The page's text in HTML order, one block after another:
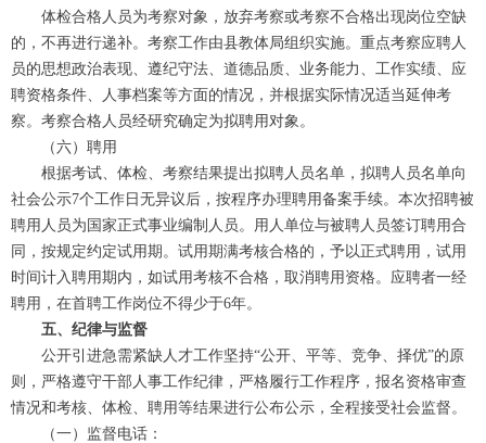
体检合格人员为考察对象，放弃考察或考察不合格出现岗位空缺
的，不再进行递补。考察工作由县教体局组织实施。重点考察应聘人
员的思想政治表现、遵纪守法、道德品质、业务能力、工作实绩、应
聘资格条件、人事档案等方面的情况，并根据实际情况适当延伸考
察。考察合格人员经研究确定为拟聘用对象。
（六）聘用
根据考试、体检、考察结果提出拟聘人员名单，拟聘人员名单向
社会公示7个工作日无异议后，按程序办理聘用备案手续。本次招聘被
聘用人员为国家正式事业编制人员。用人单位与被聘人员签订聘用合
同，按规定约定试用期。试用期满考核合格的，予以正式聘用，试用
时间计入聘用期内，如试用考核不合格，取消聘用资格。应聘者一经
聘用，在首聘工作岗位不得少于6年。
五、纪律与监督
公开引进急需紧缺人才工作坚持“公开、平等、竞争、择优”的原
则，严格遵守干部人事工作纪律，严格履行工作程序，报名资格审查
情况和考核、体检、聘用等结果进行公布公示，全程接受社会监督。
（一）监督电话：